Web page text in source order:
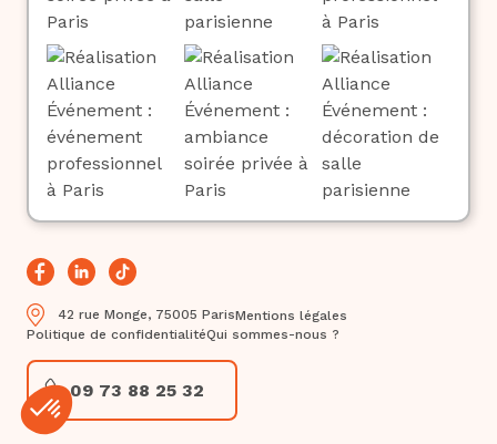
42 rue Monge, 75005 ParisMentions légales
Politique de confidentialitéQui sommes-nous ?
09 73 88 25 32